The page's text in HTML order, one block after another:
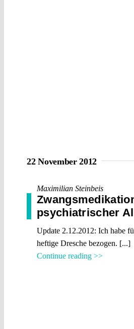
22 November 2012
Maximilian Steinbeis
psychiatrischer
Update 2.12.2012: Ich habe
heftige Dresche bezogen. [...]
Continue reading >>